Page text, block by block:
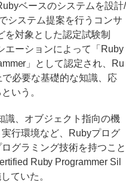
ベースのシステムを設計/
システム提案を行うコンサ
を対象とした認定試験制
エーションによって「Ruby
」として認定され、Ru
必要な基礎的な知識、応
いう。
、オブジェクト指向の機
行環境など、Rubyプログ
グラミング技術を持つこと
Ruby Programmer Sil
ていた。